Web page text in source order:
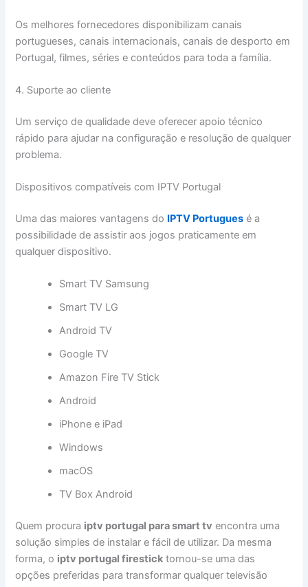
Os melhores fornecedores disponibilizam canais
portugueses, canais internacionais, canais de desporto em
Portugal, filmes, séries e conteúdos para toda a família.
4. Suporte ao cliente
Um serviço de qualidade deve oferecer apoio técnico
rápido para ajudar na configuração e resolução de qualquer
problema.
Dispositivos compatíveis com IPTV Portugal
Uma das maiores vantagens do IPTV Portugues é a
possibilidade de assistir aos jogos praticamente em
qualquer dispositivo.
Smart TV Samsung
Smart TV LG
Android TV
Google TV
Amazon Fire TV Stick
Android
iPhone e iPad
Windows
macOS
TV Box Android
Quem procura iptv portugal para smart tv encontra uma
solução simples de instalar e fácil de utilizar. Da mesma
forma, o iptv portugal firestick tornou-se uma das
opções preferidas para transformar qualquer televisão